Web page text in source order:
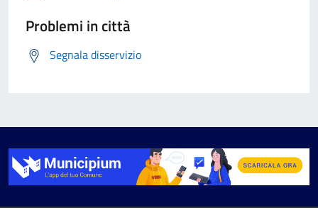
Problemi in città
Segnala disservizio